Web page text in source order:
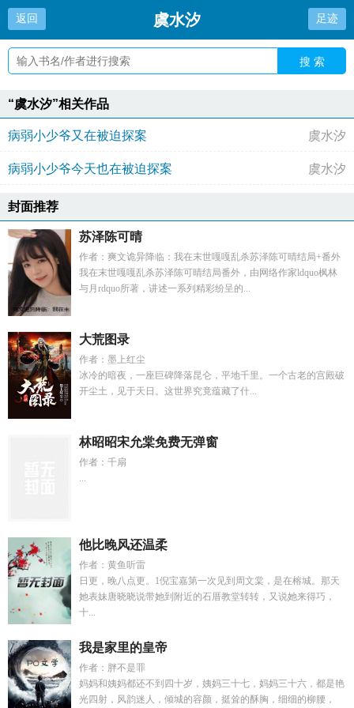
返回 虞水汐 足迹
搜 索
“虞水汐”相关作品
病弱小少爷又在被迫探案 虞水汐
病弱小少爷今天也在被迫探案 虞水汐
封面推荐
苏泽陈可晴
作者：爽文诡异降临：我在末世嘎嘎乱杀苏泽陈可晴结局+番外
我在末世嘎嘎乱杀苏泽陈可晴结局番外，由网络作家ldquo枫林
与月rdquo所著，讲述一系列精彩纷呈的...
大荒图录
作者：墨上红尘
冰冷的暗夜，一座巨碑降落昆仑，平地千里。一个古老的宫殿破
开尘土，见于天日。这世界究竟蕴藏了什...
林昭昭宋允棠免费无弹窗
作者：千扇
...
他比晚风还温柔
作者：黄鱼听雷
日更，晚八点更。1倪宝嘉第一次见到周文棠，是在榕城。那天
她表妹唐晓晓说带她到附近的石厝教堂转转，又说她来得巧，
十...
我是家里的皇帝
作者：胖不是罪
妈妈和姨妈都还不到四十岁，姨妈三十七，妈妈三十六，都是艳
光四射，风韵迷人，倾城的容颜，挺耸的酥胸，细细的柳腰，